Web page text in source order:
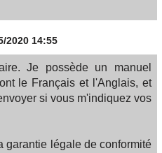
2020 14:55
Je possède un manuel
le Français et l'Anglais, et
si vous m'indiquez vos
garantie légale de conformité